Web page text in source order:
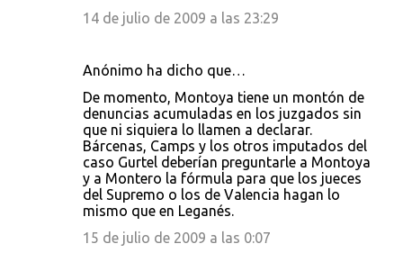
14 de julio de 2009 a las 23:29
Anónimo ha dicho que…
De momento, Montoya tiene un montón de
denuncias acumuladas en los juzgados sin
que ni siquiera lo llamen a declarar.
Bárcenas, Camps y los otros imputados del
caso Gurtel deberían preguntarle a Montoya
y a Montero la fórmula para que los jueces
del Supremo o los de Valencia hagan lo
mismo que en Leganés.
15 de julio de 2009 a las 0:07